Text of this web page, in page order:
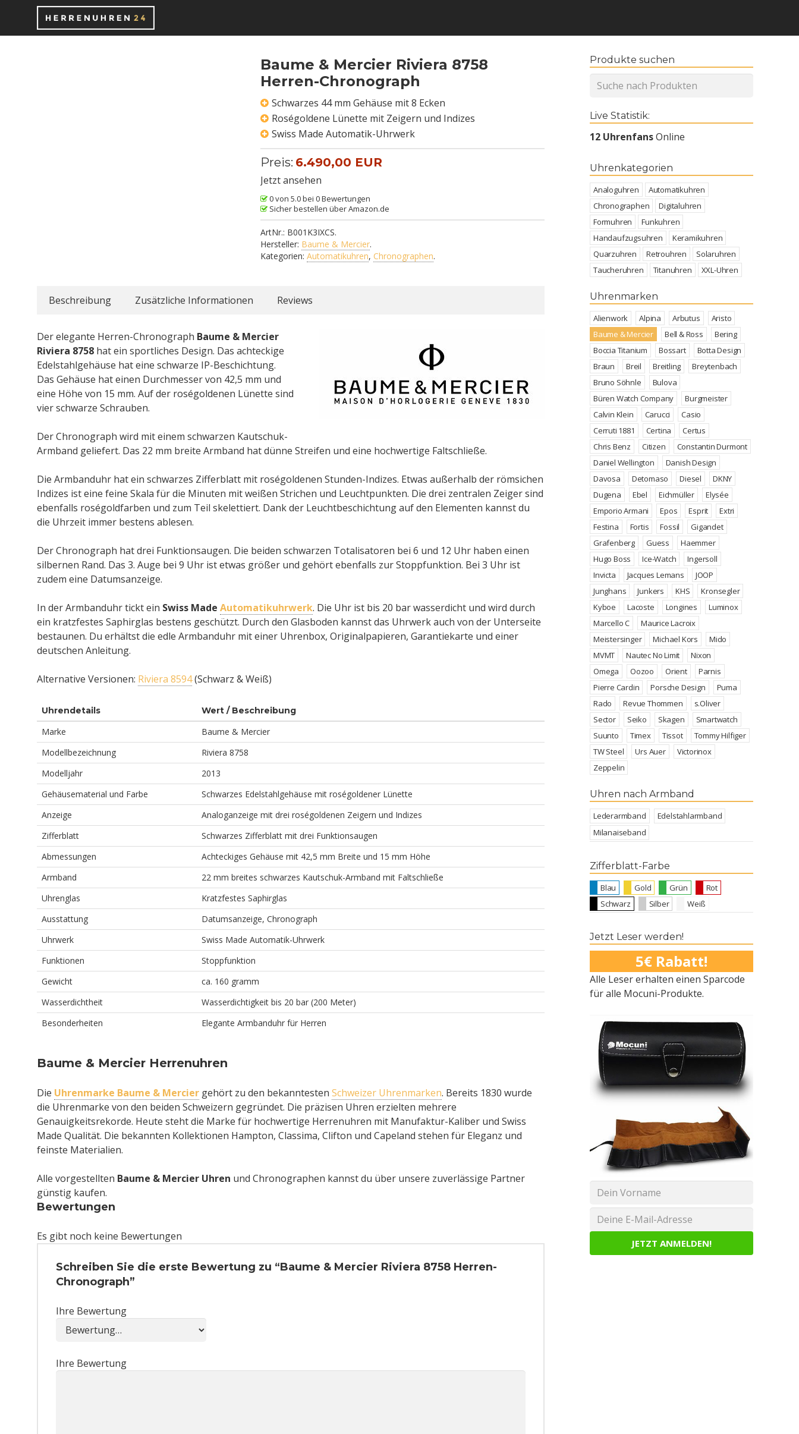
Baume & Mercier Riviera 8758
Herren-Chronograph
Schwarzes 44 mm Gehäuse mit 8 Ecken
Roségoldene Lünette mit Zeigern und Indizes
Swiss Made Automatik-Uhrwerk
Preis: 6.490,00 EUR
Jetzt ansehen
0 von 5.0 bei 0 Bewertungen
Sicher bestellen über Amazon.de
ArtNr.: B001K3IXCS.
Hersteller: Baume & Mercier.
Kategorien: Automatikuhren, Chronographen.
Beschreibung Zusätzliche Informationen Reviews
Der elegante Herren-Chronograph Baume & Mercier
Riviera 8758 hat ein sportliches Design. Das achteckige
Edelstahlgehäuse hat eine schwarze IP-Beschichtung.
Das Gehäuse hat einen Durchmesser von 42,5 mm und
eine Höhe von 15 mm. Auf der roségoldenen Lünette sind
vier schwarze Schrauben.
Der Chronograph wird mit einem schwarzen Kautschuk-
Armband geliefert. Das 22 mm breite Armband hat dünne Streifen und eine hochwertige Faltschließe.
Die Armbanduhr hat ein schwarzes Zifferblatt mit roségoldenen Stunden-Indizes. Etwas außerhalb der römsichen
Indizes ist eine feine Skala für die Minuten mit weißen Strichen und Leuchtpunkten. Die drei zentralen Zeiger sind
ebenfalls roségoldfarben und zum Teil skelettiert. Dank der Leuchtbeschichtung auf den Elementen kannst du
die Uhrzeit immer bestens ablesen.
Der Chronograph hat drei Funktionsaugen. Die beiden schwarzen Totalisatoren bei 6 und 12 Uhr haben einen
silbernen Rand. Das 3. Auge bei 9 Uhr ist etwas größer und gehört ebenfalls zur Stoppfunktion. Bei 3 Uhr ist
zudem eine Datumsanzeige.
In der Armbanduhr tickt ein Swiss Made Automatikuhrwerk. Die Uhr ist bis 20 bar wasserdicht und wird durch
ein kratzfestes Saphirglas bestens geschützt. Durch den Glasboden kannst das Uhrwerk auch von der Unterseite
bestaunen. Du erhältst die edle Armbanduhr mit einer Uhrenbox, Originalpapieren, Garantiekarte und einer
deutschen Anleitung.
Alternative Versionen: Riviera 8594(Schwarz & Weiß)
Uhrendetails Wert / Beschreibung
Marke
Baume & Mercier
Modellbezeichnung
Riviera 8758
Modelljahr
2013
Gehäusematerial und Farbe
Schwarzes Edelstahlgehäuse mit roségoldener Lünette
Anzeige
Analoganzeige mit drei roségoldenen Zeigern und Indizes
Zifferblatt
Schwarzes Zifferblatt mit drei Funktionsaugen
Abmessungen
Achteckiges Gehäuse mit 42,5 mm Breite und 15 mm Höhe
Armband
22 mm breites schwarzes Kautschuk-Armband mit Faltschließe
Uhrenglas
Kratzfestes Saphirglas
Ausstattung
Datumsanzeige, Chronograph
Uhrwerk
Swiss Made Automatik-Uhrwerk
Funktionen
Stoppfunktion
Gewicht
ca. 160 gramm
Wasserdichtheit
Wasserdichtigkeit bis 20 bar (200 Meter)
Besonderheiten
Elegante Armbanduhr für Herren
Baume & Mercier Herrenuhren
Die Uhrenmarke Baume & Mercier gehört zu den bekanntesten Schweizer Uhrenmarken. Bereits 1830 wurde
die Uhrenmarke von den beiden Schweizern gegründet. Die präzisen Uhren erzielten mehrere
Genauigkeitsrekorde. Heute steht die Marke für hochwertige Herrenuhren mit Manufaktur-Kaliber und Swiss
Made Qualität. Die bekannten Kollektionen Hampton, Classima, Clifton und Capeland stehen für Eleganz und
feinste Materialien.
Alle vorgestellten Baume & Mercier Uhren und Chronographen kannst du über unsere zuverlässige Partner
günstig kaufen.
Bewertungen
Es gibt noch keine Bewertungen
Schreiben Sie die erste Bewertung zu “Baume & Mercier Riviera 8758 Herren-
Chronograph”
Ihre Bewertung
Ihre Bewertung
Produkte suchen
Live Statistik:
12 UhrenfansOnline
Uhrenkategorien
Analoguhren
Automatikuhren
Chronographen
Digitaluhren
Formuhren
Funkuhren
Handaufzugsuhren
Keramikuhren
Quarzuhren
Retrouhren
Solaruhren
Taucheruhren
Titanuhren XXL-Uhren
Uhrenmarken
Alienwork Alpina Arbutus
Aristo
Baume & Mercier
Bell & Ross
Bering
Boccia Titanium
Bossart
Botta Design
Braun
Breil Breitling
Breytenbach
Bruno Söhnle
Bulova
Büren Watch Company
Burgmeister
Calvin Klein
Carucci
Casio
Cerruti 1881
Certina
Certus
Chris Benz
Citizen
Constantin Durmont
Daniel Wellington
Danish Design
Davosa
Detomaso Diesel
DKNY
Dugena
Ebel Eichmüller
Elysée
Emporio Armani
Epos Esprit
Extri
Festina
Fortis Fossil
Gigandet
Grafenberg
Guess
Haemmer
Hugo Boss
Ice-Watch
Ingersoll
Invicta
Jacques Lemans
JOOP
Junghans
Junkers KHS
Kronsegler
Kyboe
Lacoste Longines
Luminox
Marcello C
Maurice Lacroix
Meistersinger
Michael Kors
Mido
MVMT
Nautec No Limit
Nixon
Omega
Oozoo Orient
Parnis
Pierre Cardin
Porsche Design
Puma
Rado
Revue Thommen
s.Oliver
Sector
Seiko Skagen
Smartwatch
Suunto
Timex Tissot
Tommy Hilfiger
TW Steel
Urs Auer
Victorinox
Zeppelin
Uhren nach Armband
Lederarmband
Edelstahlarmband
Milanaiseband
Zifferblatt-Farbe
Blau Gold Grün
Rot
Schwarz
Silber Weiß
Jetzt Leser werden!
5€ Rabatt!
Alle Leser erhalten einen Sparcode
für alle Mocuni-Produkte.